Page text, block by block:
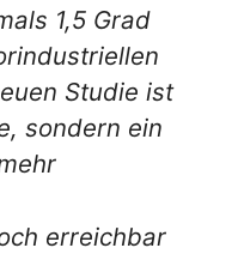
1,5 Grad
Studie ist
sondern ein
erreichbar